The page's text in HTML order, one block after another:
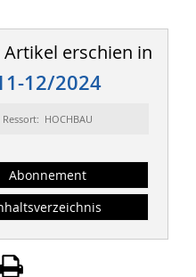
Artikel erschien in
12/2024
Ressort: HOCHBAU
Abonnement